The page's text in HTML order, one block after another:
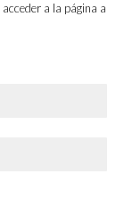
a la página a